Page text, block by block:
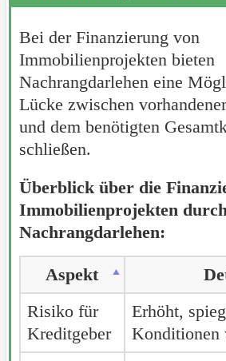
Bei der Finanzierung von
Immobilienprojekten bieten
Nachrangdarlehen eine
Lücke zwischen
und dem benötigten
schließen.
Überblick über die
Immobilienprojekten durch
Nachrangdarlehen:
Aspekt
Risiko für
Kreditgeber
Erhöht,
Konditionen